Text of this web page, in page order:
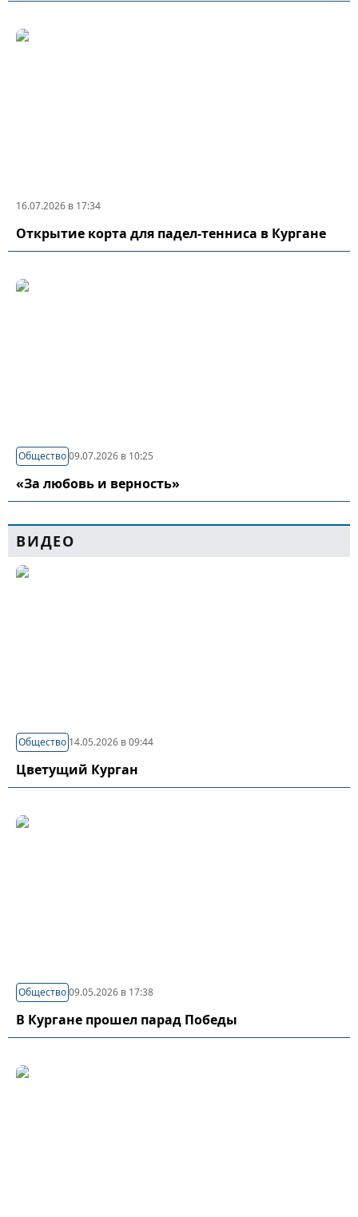
16.07.2026 в 17:34
Открытие корта для падел-тенниса в Кургане
Общество09.07.2026 в 10:25
«За любовь и верность»
ВИДЕО
Общество 14.05.2026 в 09:44
Цветущий Курган
Общество09.05.2026 в 17:38
В Кургане прошел парад Победы